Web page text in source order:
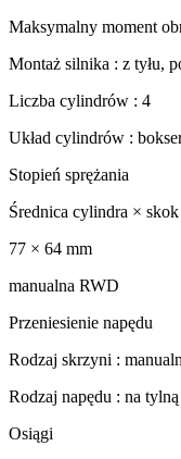
Maksymalny moment
Montaż silnika : z tyłu,
Liczba cylindrów : 4
Układ cylindrów :
Stopień sprężania
Średnica cylindra × skok
77 × 64 mm
manualna RWD
Przeniesienie napędu
Rodzaj skrzyni :
Rodzaj napędu : na
Osiągi